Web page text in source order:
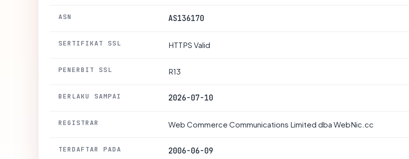
ASN AS136170
SERTIFIKAT SSL HTTPS Valid
PENERBIT SSL R13
BERLAKU SAMPAI 2026-07-10
REGISTRAR Web Commerce Communications Limited dba WebNic.cc
TERDAFTAR PADA 2006-06-09